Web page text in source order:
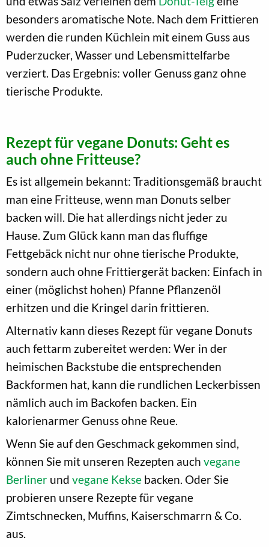
besonders aromatische Note. Nach dem Frittieren
werden die runden Küchlein mit einem Guss aus
Puderzucker, Wasser und Lebensmittelfarbe
verziert. Das Ergebnis: voller Genuss ganz ohne
tierische Produkte.
Rezept für vegane Donuts: Geht es
auch ohne Fritteuse?
Es ist allgemein bekannt: Traditionsgemäß braucht
man eine Fritteuse, wenn man Donuts selber
backen will. Die hat allerdings nicht jeder zu
Hause. Zum Glück kann man das fluffige
Fettgebäck nicht nur ohne tierische Produkte,
sondern auch ohne Frittiergerät backen: Einfach in
einer (möglichst hohen) Pfanne Pflanzenöl
erhitzen und die Kringel darin frittieren.
Alternativ kann dieses Rezept für vegane Donuts
auch fettarm zubereitet werden: Wer in der
heimischen Backstube die entsprechenden
Backformen hat, kann die rundlichen Leckerbissen
nämlich auch im Backofen backen. Ein
kalorienarmer Genuss ohne Reue.
Wenn Sie auf den Geschmack gekommen sind,
können Sie mit unseren Rezepten auch vegane
Berliner und vegane Kekse backen. Oder Sie
probieren unsere Rezepte für vegane
Zimtschnecken, Muffins, Kaiserschmarrn & Co.
aus.